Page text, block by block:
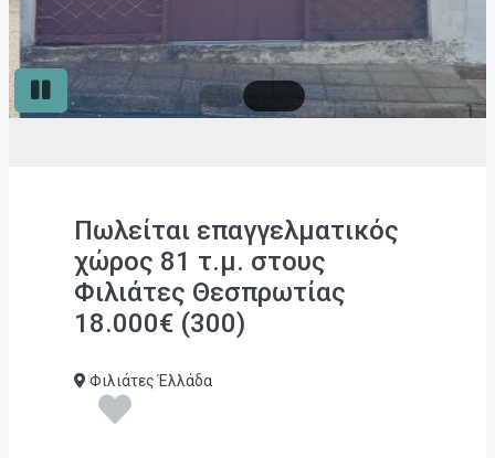
Pause
Go
to Go
to
Πωλείται επαγγελματικός
χώρος 81 τ.μ. στους
Φιλιάτες Θεσπρωτίας
18.000€ (300)
Φιλιάτες Έλλάδα